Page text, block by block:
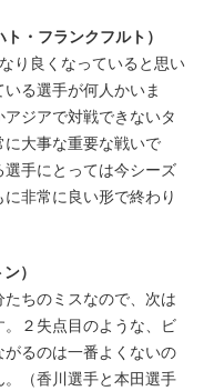
・フランクフルト）
り良くなっていると思い
る選手が何人かいま
ジアで対戦できないタ
大事な重要な戦いで
手にとっては今シーズ
非常に良い形で終わり
）
ちのミスなので、次は
２失点目のような、ビ
るのは一番よくないの
（香川選手と本田選手